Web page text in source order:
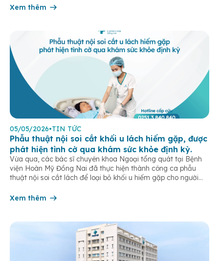
thượng vị kéo dài, kèm […]
Xem thêm
05/05/2026•TIN TỨC
Phẫu thuật nội soi cắt khối u lách hiếm gặp, được
phát hiện tình cờ qua khám sức khỏe định kỳ.
Vừa qua, các bác sĩ chuyên khoa Ngoại tổng quát tại Bệnh
viện Hoàn Mỹ Đồng Nai đã thực hiện thành công ca phẫu
thuật nội soi cắt lách để loại bỏ khối u hiếm gặp cho người
chú ý, khối u này hoàn […]
Xem thêm